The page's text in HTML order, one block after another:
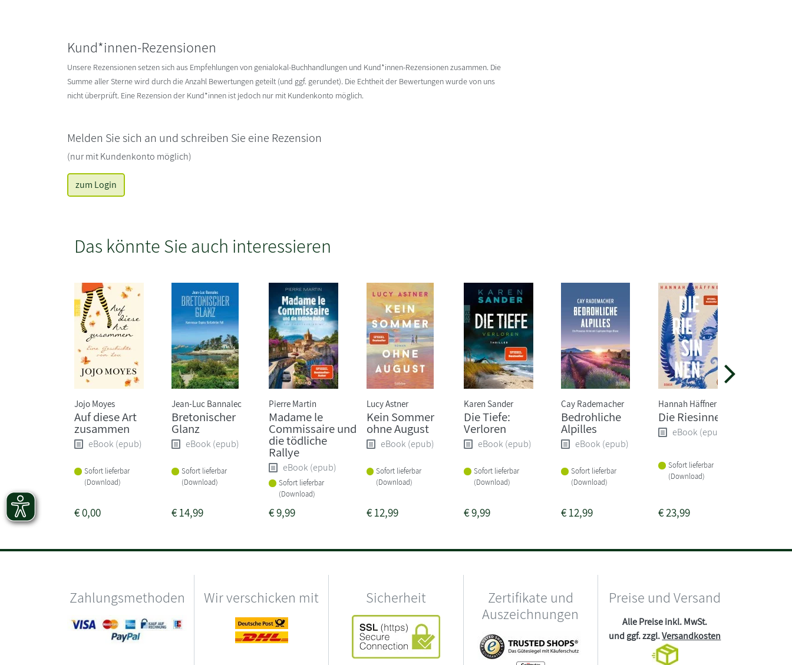
Kund*innen-Rezensionen
Unsere Rezensionen setzen sich aus Empfehlungen von genialokal-Buchhandlungen und Kund*innen-Rezensionen zusammen. Die
Summe aller Sterne wird durch die Anzahl Bewertungen geteilt (und ggf. gerundet). Die Echtheit der Bewertungen wurde von uns
nicht überprüft. Eine Rezension der Kund*innen ist jedoch nur mit Kundenkonto möglich.
Melden Sie sich an und schreiben Sie eine Rezension
(nur mit Kundenkonto möglich)
zum Login
Das könnte Sie auch interessieren
Jojo Moyes
Auf diese Art
zusammen
eBook (epub)
Sofort lieferbar
(Download)
€0,00
Jean-Luc Bannalec
Bretonischer
Glanz
eBook (epub)
Sofort lieferbar
(Download)
€14,99
Pierre Martin
Madame le
Commissaire und
die tödliche
Rallye
eBook (epub)
Sofort lieferbar
(Download)
€9,99
Lucy Astner
Kein Sommer
ohne August
eBook (epub)
Sofort lieferbar
(Download)
€12,99
Karen Sander
Die Tiefe:
Verloren
eBook (epub)
Sofort lieferbar
(Download)
€9,99
Cay Rademacher
Bedrohliche
Alpilles
eBook (epub)
Sofort lieferbar
(Download)
€12,99
Hannah Häffner
Die Riesinnen
eBook (epub)
Sofort lieferbar
(Download)
€23,99
Zahlungsmethoden Wir verschicken mit Sicherheit
Zertifikate und
Auszeichnungen
Preise und Versand
Alle Preise inkl. MwSt.
und ggf. zzgl.Versandkosten